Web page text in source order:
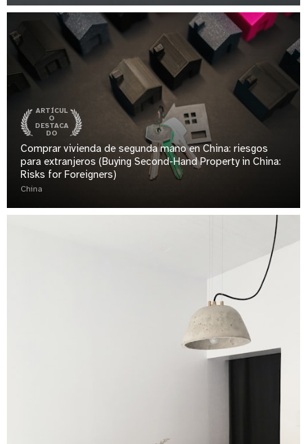
ARTÍCUL
O
DESTACA
DO
Comprar vivienda de segunda mano en China: riesgos
para extranjeros (Buying Second-Hand Property in China:
Risks for Foreigners)
China